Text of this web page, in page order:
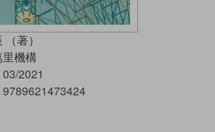
著）
里機構
03/2021
9789621473424